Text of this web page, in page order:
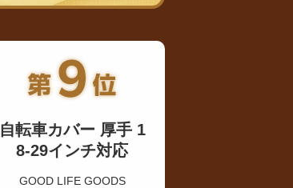
自転車カバー 厚手 1
8-29インチ対応
GOOD LIFE GOODS